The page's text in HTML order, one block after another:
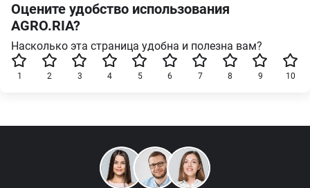
Оцените удобство использования
AGRO.RIA?
Насколько эта страница удобна и полезна вам?
10
9
8
7
6
5
4
3
2
1